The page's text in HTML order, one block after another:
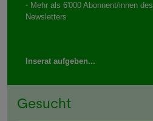
- Mehr als 6'000 Abonnent/innen des
Newsletters
Inserat aufgeben...
Gesucht